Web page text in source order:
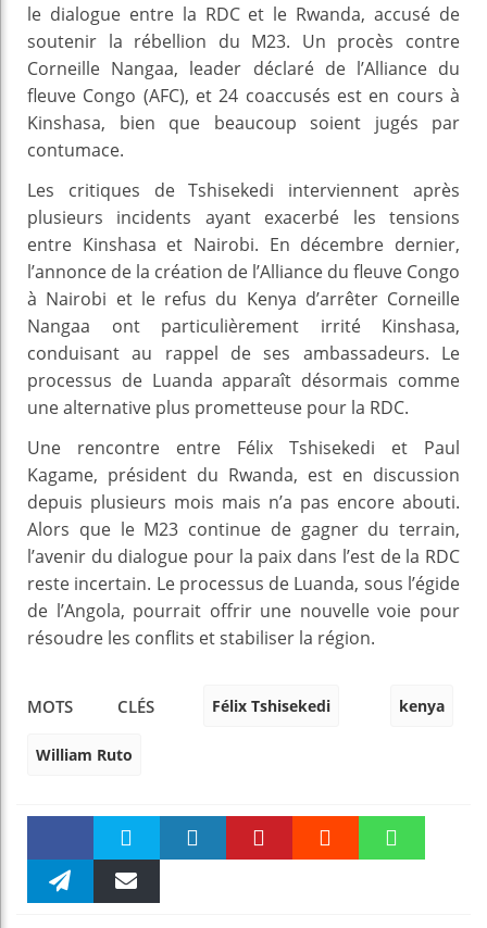
le dialogue entre la RDC et le Rwanda, accusé de
soutenir la rébellion du M23. Un procès contre
Corneille Nangaa, leader déclaré de l’Alliance du
fleuve Congo (AFC), et 24 coaccusés est en cours à
Kinshasa, bien que beaucoup soient jugés par
contumace.
Les critiques de Tshisekedi interviennent après
plusieurs incidents ayant exacerbé les tensions
entre Kinshasa et Nairobi. En décembre dernier,
l’annonce de la création de l’Alliance du fleuve Congo
à Nairobi et le refus du Kenya d’arrêter Corneille
Nangaa ont particulièrement irrité Kinshasa,
conduisant au rappel de ses ambassadeurs. Le
processus de Luanda apparaît désormais comme
une alternative plus prometteuse pour la RDC.
Une rencontre entre Félix Tshisekedi et Paul
Kagame, président du Rwanda, est en discussion
depuis plusieurs mois mais n’a pas encore abouti.
Alors que le M23 continue de gagner du terrain,
l’avenir du dialogue pour la paix dans l’est de la RDC
reste incertain. Le processus de Luanda, sous l’égide
de l’Angola, pourrait offrir une nouvelle voie pour
résoudre les conflits et stabiliser la région.
MOTS CLÉS Félix Tshisekedi kenya
William Ruto
Faceboo Twitter